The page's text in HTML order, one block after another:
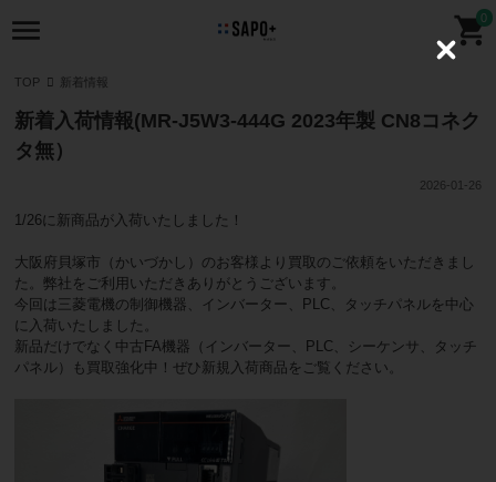
0
TOP 新着情報
新着入荷情報(MR-J5W3-444G 2023年製 CN8コネク
タ無）
2026-01-26
1/26に新商品が入荷いたしました！
大阪府貝塚市（かいづかし）のお客様より買取のご依頼をいただきまし
た。弊社をご利用いただきありがとうございます。
今回は三菱電機の制御機器、インバーター、PLC、タッチパネルを中心
に入荷いたしました。
新品だけでなく中古FA機器（インバーター、PLC、シーケンサ、タッチ
パネル）も買取強化中！ぜひ新規入荷商品をご覧ください。
C
e